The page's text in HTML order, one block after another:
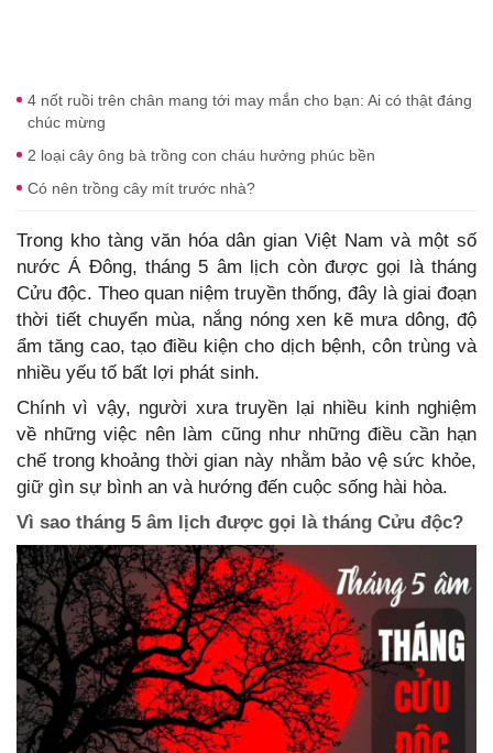
4 nốt ruồi trên chân mang tới may mắn cho bạn: Ai có thật đáng
chúc mừng
2 loại cây ông bà trồng con cháu hưởng phúc bền
Có nên trồng cây mít trước nhà?
Trong kho tàng văn hóa dân gian Việt Nam và một số
nước Á Đông, tháng 5 âm lịch còn được gọi là tháng
Cửu độc. Theo quan niệm truyền thống, đây là giai đoạn
thời tiết chuyển mùa, nắng nóng xen kẽ mưa dông, độ
ẩm tăng cao, tạo điều kiện cho dịch bệnh, côn trùng và
nhiều yếu tố bất lợi phát sinh.
Chính vì vậy, người xưa truyền lại nhiều kinh nghiệm
về những việc nên làm cũng như những điều cần hạn
chế trong khoảng thời gian này nhằm bảo vệ sức khỏe,
giữ gìn sự bình an và hướng đến cuộc sống hài hòa.
Vì sao tháng 5 âm lịch được gọi là tháng Cửu độc?